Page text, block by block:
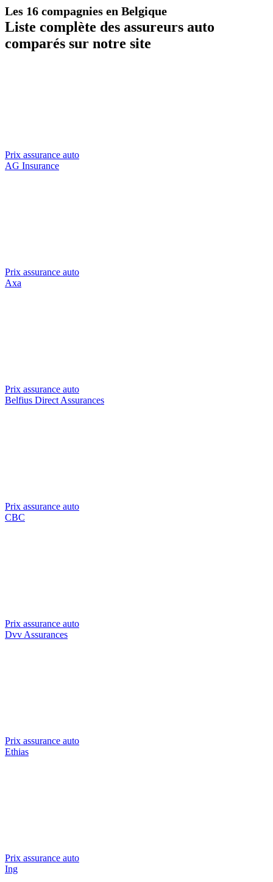
Les 16 compagnies en Belgique
Liste complète des assureurs auto
comparés sur notre site
Prix assurance auto
AG Insurance
Prix assurance auto
Axa
Prix assurance auto
Belfius Direct Assurances
Prix assurance auto
CBC
Prix assurance auto
Dvv Assurances
Prix assurance auto
Ethias
Prix assurance auto
Ing